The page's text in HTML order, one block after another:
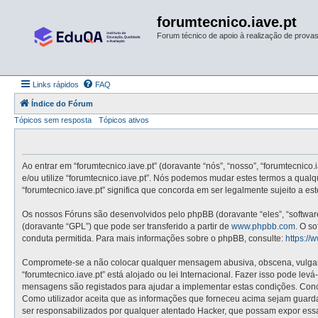
forumtecnico.iave.pt
Forum técnico de apoio à realização de
Links rápidos FAQ
Índice do Fórum
Tópicos sem resposta
Tópicos ativos
Ao entrar em “forumtecnico.iave.pt” (doravante “nós”, “nosso”,
e/ou utilize “forumtecnico.iave.pt”. Nós podemos mudar estes termos a
“forumtecnico.iave.pt” significa que concorda em ser legalmente sujeito a
Os nossos Fóruns são desenvolvidos pelo phpBB (doravante “eles”,
(doravante “GPL”) que pode ser transferido a partir de www.phpbb.com. O
conduta permitida. Para mais informações sobre o phpBB, consulte: https://
Compromete-se a não colocar qualquer mensagem abusiva, obscena,
“forumtecnico.iave.pt” está alojado ou lei Internacional. Fazer isso pode
mensagens são registados para ajudar a implementar estas condições.
Como utilizador aceita que as informações que forneceu acima sejam
ser responsabilizados por qualquer atentado Hacker, que possam expor